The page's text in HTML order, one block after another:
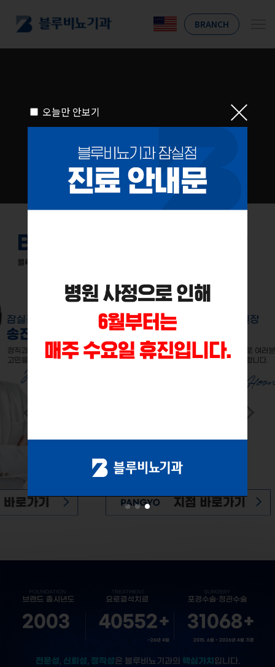
BRANCH
2003 40552+
~26년 4월
31068+
2015. 6월 ~ 2026년 4월 기준
전문성, 신뢰성 , 정직성은 블루비뇨기과의 핵심가치 입니다.
오늘만 안보기